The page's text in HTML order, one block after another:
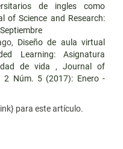
de ingles como
of Science and Research:
Diseño de aula virtual
Learning: Asignatura
de vida , Journal of
2 Núm. 5 (2017): Enero -
para este artículo.